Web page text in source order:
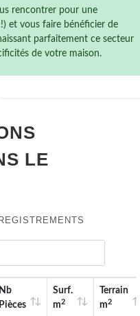
rencontrer pour une
et vous faire bénéficier de
parfaitement ce secteur
de votre maison.
LE
Nb
Pièces
Surf.
m2
Terrain
m2